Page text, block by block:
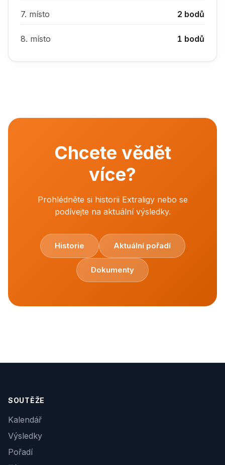
7. místo 2 bodů
8. místo 1 bodů
Chcete vědět
více?
Prohlédněte si historii Extraligy nebo se
podívejte na aktuální výsledky.
Historie Aktuální pořadí
Dokumenty
SOUTĚŽE
Kalendář
Výsledky
Pořadí